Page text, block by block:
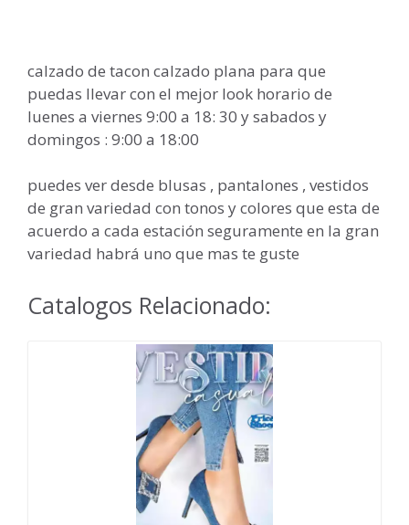
calzado de tacon calzado plana para que
puedas llevar con el mejor look horario de
luenes a viernes 9:00 a 18: 30 y sabados y
domingos : 9:00 a 18:00
puedes ver desde blusas , pantalones , vestidos
de gran variedad con tonos y colores que esta de
acuerdo a cada estación seguramente en la gran
variedad habrá uno que mas te guste
Catalogos Relacionado: